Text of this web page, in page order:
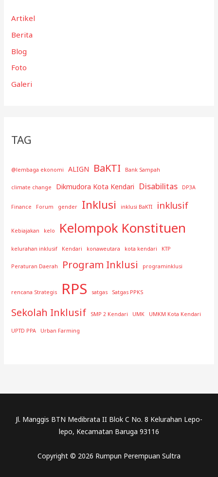
Artikel
Berita
Blog
Foto
Galeri
TAG
@lembaga ekonomi ALIGN BaKTI Bank Sampah
climate change Dikmudora Kota Kendari Disabilitas DP3A
Finance Forum gender Inklusi inklusi BaKTI inklusif
Kebiajakan kelo Kelompok Konstituen
kelurahan inklusif Kendari konaweutara kota kendari KTP
Peraturan Daerah Program Inklusi programinklusi
rencana Strategis RPS satgas Satgas PPKS
Sekolah Inklusif SMP 2 Kendari UMK UMKM Kota Kendari
UPTD PPA Urban Farming
Jl. Manggis BTN Medibrata II Blok C No. 8 Kelurahan Lepo-
lepo, Kecamatan Baruga 93116
Copyright © 2026 Rumpun Perempuan Sultra